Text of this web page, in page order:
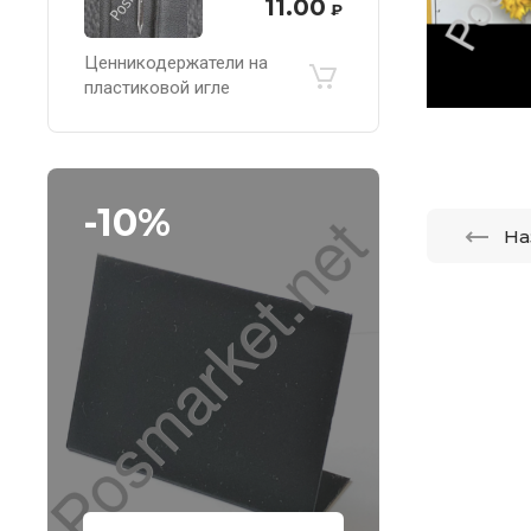
11.00 ₽
Ценникодержатели на
пластиковой игле
-10%